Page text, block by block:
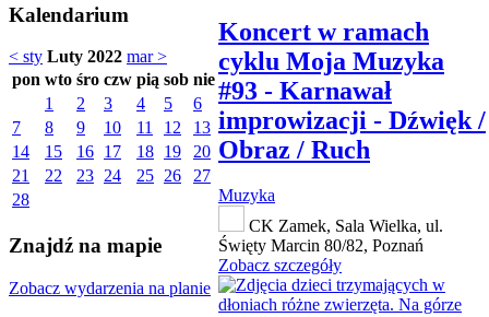
Kalendarium
< sty Luty 2022 mar >
pon wto śro czw pią sob nie
1
2 3 4 5
6
7
8 9 10 11 12
13
14
15 16 17 18 19
20
21
22 23 24 25 26
27
28
Znajdź na mapie
Zobacz wydarzenia na planie
Koncert w ramach
cyklu Moja Muzyka
#93 - Karnawał
improwizacji - Dźwięk /
Obraz / Ruch
Muzyka
CK Zamek, Sala Wielka, ul.
Święty Marcin 80/82, Poznań
Zobacz szczegóły